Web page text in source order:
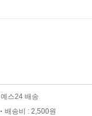
예스24 배송
배송비 : 2,500원